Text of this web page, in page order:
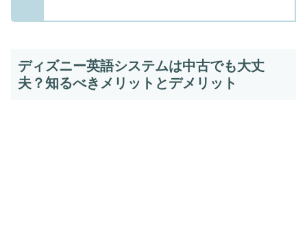
ディズニー英語システムは中古でも大丈
夫？知るべきメリットとデメリット